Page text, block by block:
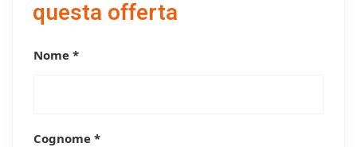
questa offerta
Nome *
Cognome *